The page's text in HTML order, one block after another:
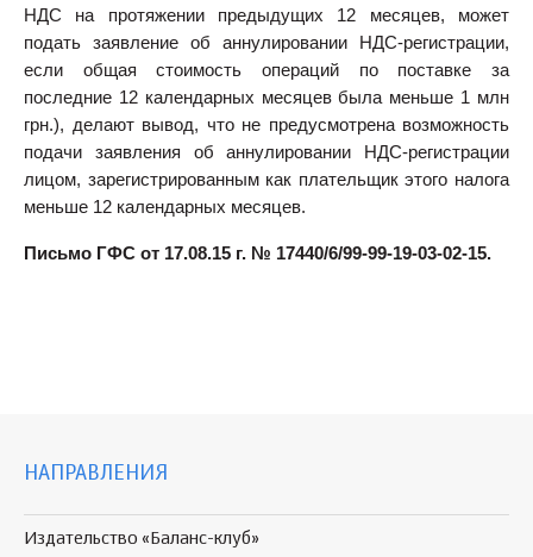
НДС на протяжении предыдущих 12 месяцев, может
подать заявление об аннулировании НДС-регистрации,
если общая стоимость операций по поставке за
последние 12 календарных месяцев была меньше 1 млн
грн.), делают вывод, что не предусмотрена возможность
подачи заявления об аннулировании НДС-регистрации
лицом, зарегистрированным как плательщик этого налога
меньше 12 календарных месяцев.
Письмо ГФС от 17.08.15 г. № 17440/6/99-99-19-03-02-15.
НАПРАВЛЕНИЯ
Издательство «Баланс-клуб»